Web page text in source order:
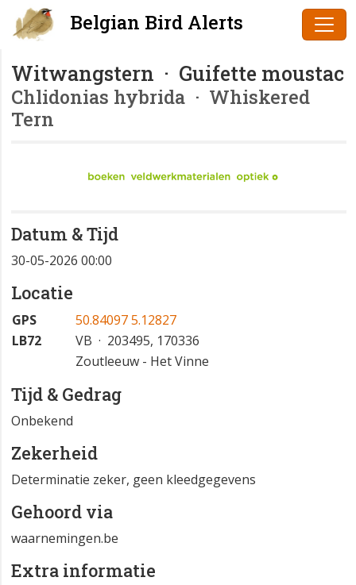
Belgian Bird Alerts
Witwangstern · Guifette moustac
Chlidonias hybrida · Whiskered
Tern
Datum & Tijd
30-05-2026 00:00
Locatie
GPS
50.84097 5.12827
LB72
VB · 203495, 170336
Zoutleeuw - Het Vinne
Tijd & Gedrag
Onbekend
Zekerheid
Determinatie zeker, geen kleedgegevens
Gehoord via
waarnemingen.be
Extra informatie